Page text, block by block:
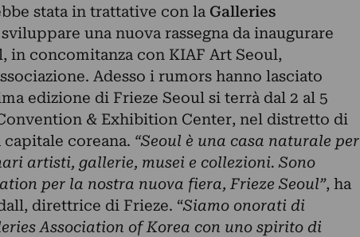
stata in trattative con la Galleries
una nuova rassegna da inaugurare
, in concomitanza con KIAF Art Seoul,
Adesso i rumors hanno lasciato
edizione di Frieze Seoul si terrà dal 2 al 5
& Exhibition Center, nel distretto di
coreana. “Seoul è una casa naturale per
artisti, gallerie, musei e collezioni. Sono
per la nostra nuova fiera, Frieze Seoul”, ha
direttrice di Frieze. “Siamo onorati di
Association of Korea con uno spirito di